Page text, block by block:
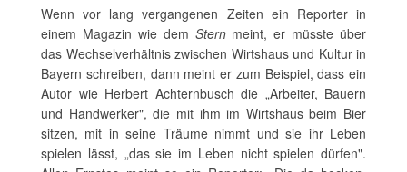
Wenn vor lang vergangenen Zeiten ein Reporter in
einem Magazin wie dem Stern meint, er müsste über
das Wechselverhältnis zwischen Wirtshaus und Kultur in
Bayern schreiben, dann meint er zum Beispiel, dass ein
Autor wie Herbert Achternbusch die „Arbeiter, Bauern
und Handwerker", die mit ihm im Wirtshaus beim Bier
sitzen, mit in seine Träume nimmt und sie ihr Leben
spielen lässt, „das sie im Leben nicht spielen dürfen".